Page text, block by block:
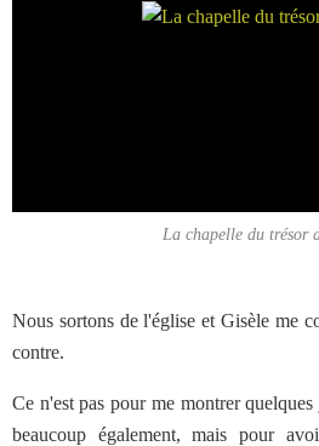
La chapelle du trésor
Nous sortons de l'église et Gisèle me
contre.
Ce n'est pas pour me montrer
beaucoup également, mais pour